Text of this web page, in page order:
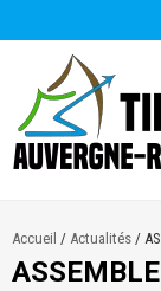
Accueil / Actualités /